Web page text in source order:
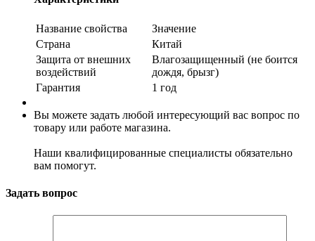
Название свойства
Значение
Страна
Китай
Защита от внешних
воздействий
Влагозащищенный (не боится
дождя, брызг)
Гарантия
1 год
Вы можете задать любой интересующий вас вопрос по
товару или работе магазина.
Наши квалифицированные специалисты обязательно
вам помогут.
Задать вопрос